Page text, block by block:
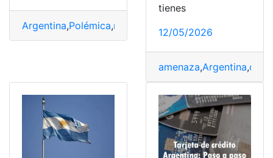
Argentina,Polémica,rescata Robo Robos
tienes
12/05/2026
amenaza,Argentina,